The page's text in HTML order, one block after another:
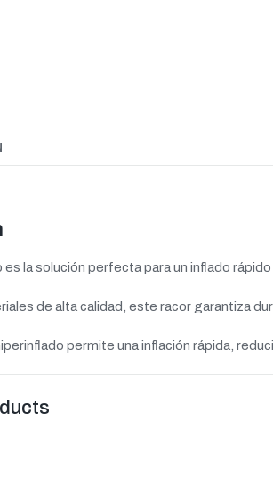
es la solución perfecta para un inflado
de alta calidad, este racor garantiza
permite una inflación rápida,